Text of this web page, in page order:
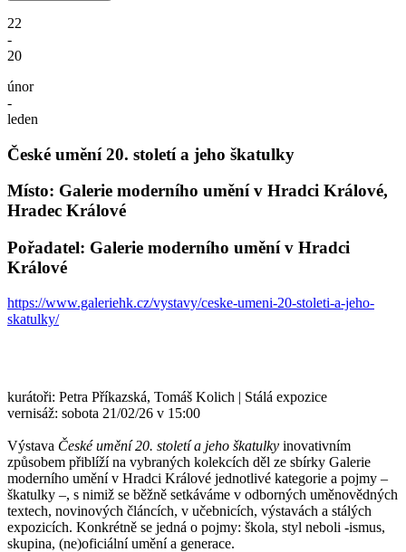
22
-
20
únor
-
leden
České umění 20. století a jeho škatulky
Místo: Galerie moderního umění v Hradci Králové,
Hradec Králové
Pořadatel: Galerie moderního umění v Hradci
Králové
https://www.galeriehk.cz/vystavy/ceske-umeni-20-stoleti-a-jeho-
skatulky/
kurátoři: Petra Příkazská, Tomáš Kolich | Stálá expozice
vernisáž: sobota 21/02/26 v 15:00
Výstava České umění 20. století a jeho škatulky inovativním
způsobem přiblíží na vybraných kolekcích děl ze sbírky Galerie
moderního umění v Hradci Králové jednotlivé kategorie a pojmy –
škatulky –, s nimiž se běžně setkáváme v odborných uměnovědných
textech, novinových článcích, v učebnicích, výstavách a stálých
expozicích. Konkrétně se jedná o pojmy: škola, styl neboli -ismus,
skupina, (ne)oficiální umění a generace.